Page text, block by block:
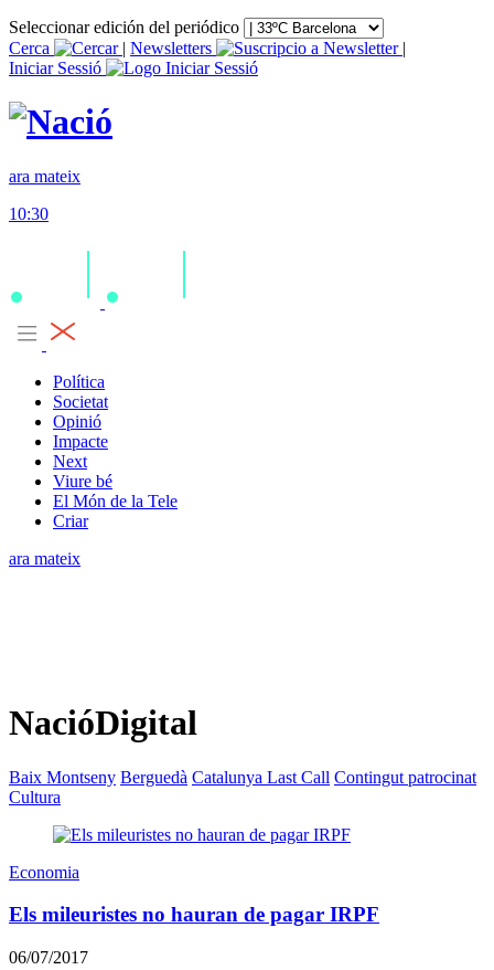
Seleccionar edición del periódico
Cerca
| Newsletters
|
Iniciar Sessió
ara mateix
10:30
Política
Societat
Opinió
Impacte
Next
Viure bé
El Món de la Tele
Criar
ara mateix
NacióDigital
Baix Montseny Berguedà Catalunya Last Call Contingut patrocinat
Cultura
Economia
Els mileuristes no hauran de pagar IRPF
06/07/2017